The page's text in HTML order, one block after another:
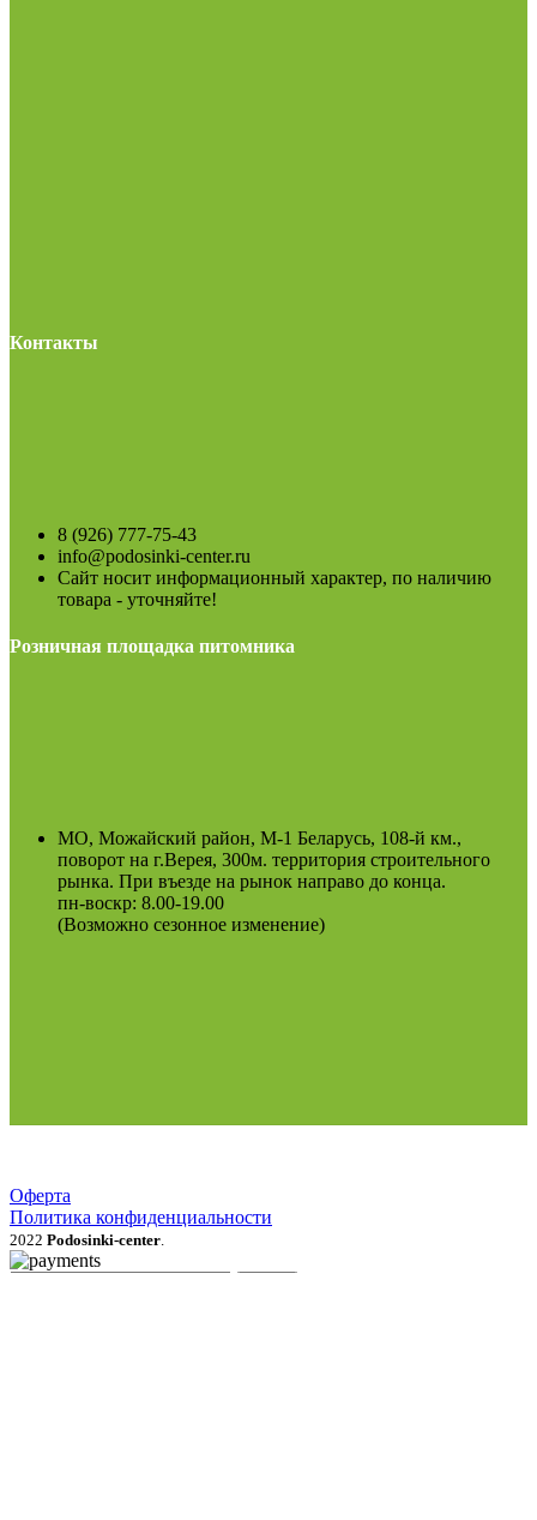
Контакты
8 (926) 777-75-43
info@podosinki-center.ru
Сайт носит информационный характер, по наличию
товара - уточняйте!
Розничная площадка питомника
МО, Можайский район, М-1 Беларусь, 108-й км.,
поворот на г.Верея, 300м. территория строительного
рынка. При въезде на рынок направо до конца.
пн-воскр: 8.00-19.00
(Возможно сезонное изменение)
Оферта
Политика конфиденциальности
2022 Podosinki-center.